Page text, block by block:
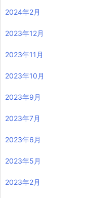
2024年2月
2023年12月
2023年11月
2023年10月
2023年9月
2023年7月
2023年6月
2023年5月
2023年2月